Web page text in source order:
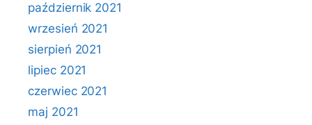
październik 2021
wrzesień 2021
sierpień 2021
lipiec 2021
czerwiec 2021
maj 2021